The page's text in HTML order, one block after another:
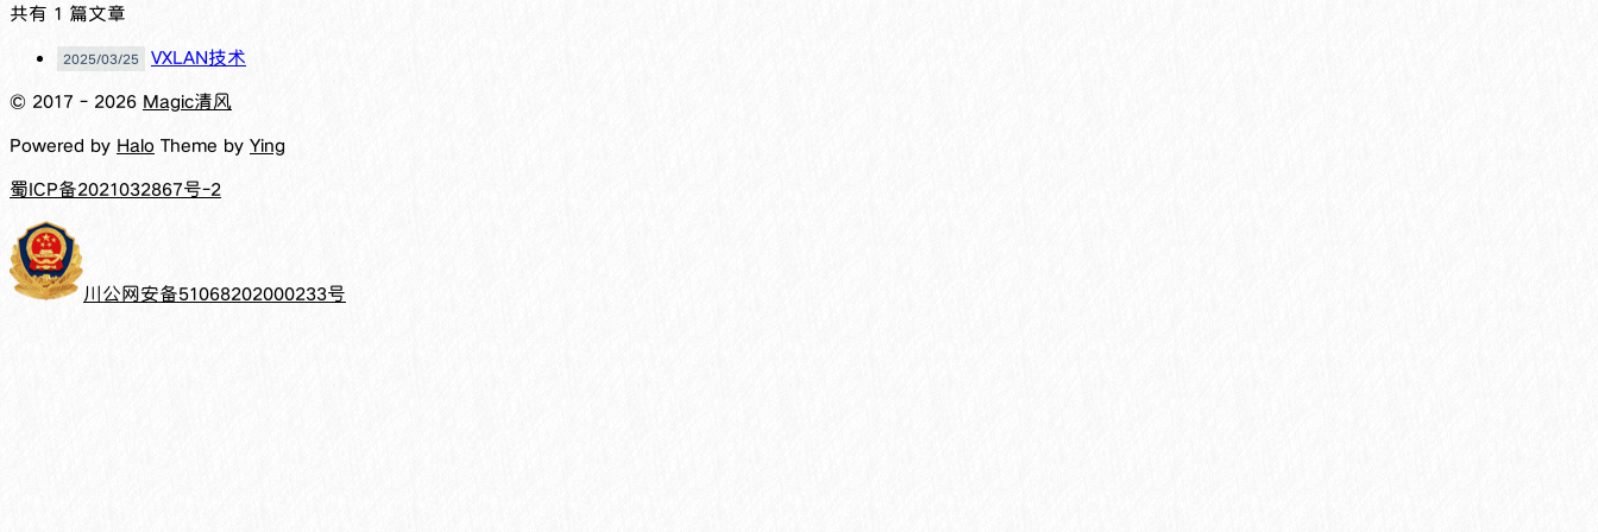
共有 1 篇文章
2025/03/25
VXLAN技术
© 2017 - 2026 Magic清风
Powered by Halo Theme by Ying
蜀ICP备2021032867号-2
川公网安备51068202000233号